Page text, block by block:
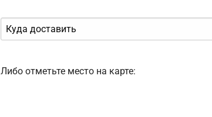
Либо отметьте место на карте: